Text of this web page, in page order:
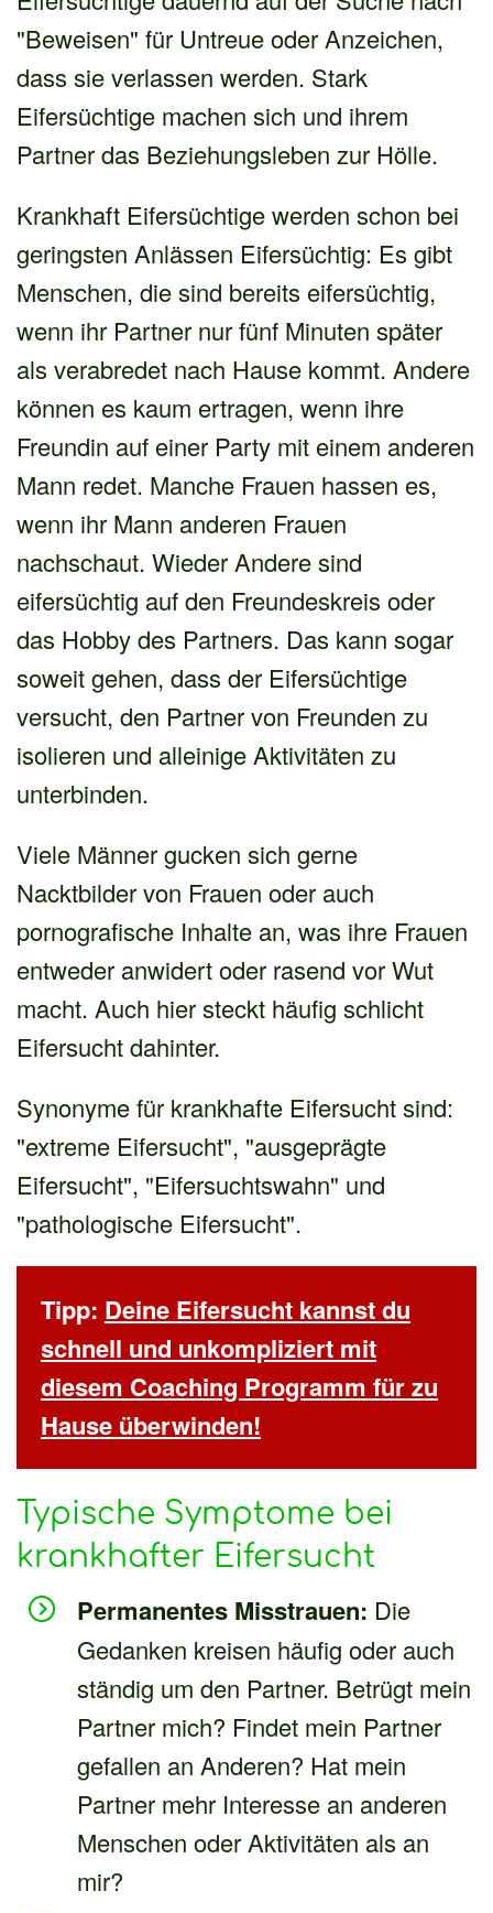
"Beweisen" für Untreue oder Anzeichen,
dass sie verlassen werden. Stark
Eifersüchtige machen sich und ihrem
Partner das Beziehungsleben zur Hölle.
Krankhaft Eifersüchtige werden schon bei
geringsten Anlässen Eifersüchtig: Es gibt
Menschen, die sind bereits eifersüchtig,
wenn ihr Partner nur fünf Minuten später
als verabredet nach Hause kommt. Andere
können es kaum ertragen, wenn ihre
Freundin auf einer Party mit einem anderen
Mann redet. Manche Frauen hassen es,
wenn ihr Mann anderen Frauen
nachschaut. Wieder Andere sind
eifersüchtig auf den Freundeskreis oder
das Hobby des Partners. Das kann sogar
soweit gehen, dass der Eifersüchtige
versucht, den Partner von Freunden zu
isolieren und alleinige Aktivitäten zu
unterbinden.
Viele Männer gucken sich gerne
Nacktbilder von Frauen oder auch
pornografische Inhalte an, was ihre Frauen
entweder anwidert oder rasend vor Wut
macht. Auch hier steckt häufig schlicht
Eifersucht dahinter.
Synonyme für krankhafte Eifersucht sind:
"extreme Eifersucht", "ausgeprägte
Eifersucht", "Eifersuchtswahn" und
"pathologische Eifersucht".
Tipp: Deine Eifersucht kannst du
schnell und unkompliziert mit
diesem Coaching Programm für zu
Hause überwinden!
Typische Symptome bei
krankhafter Eifersucht
Permanentes Misstrauen: Die
Gedanken kreisen häufig oder auch
ständig um den Partner. Betrügt mein
Partner mich? Findet mein Partner
gefallen an Anderen? Hat mein
Partner mehr Interesse an anderen
Menschen oder Aktivitäten als an
mir?